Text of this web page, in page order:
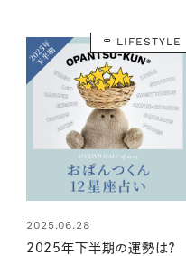
LIFESTYLE
2025.06.28
2025年下半期の運勢は？